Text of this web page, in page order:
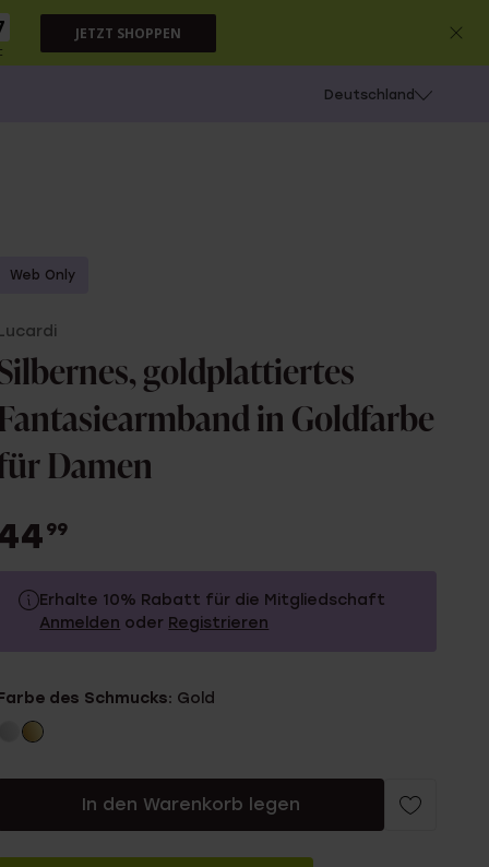
JETZT SHOPPEN
Deutschland
Web Only
goldplattiertes
in Goldfarbe
Damen
99
Erhalte 10% Rabatt für die Mitgliedschaft
Anmelden oder Registrieren
Ohne Mitgliederrabatt
des Schmucks: Gold
In den Warenkorb legen